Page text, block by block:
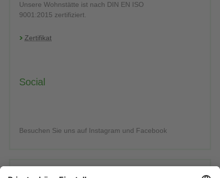
Unsere Wohnstätte ist nach DIN EN ISO
9001:2015 zertifiziert.
Zertifikat
Social
Besuchen Sie uns auf Instagram und Facebook
Imagevideo